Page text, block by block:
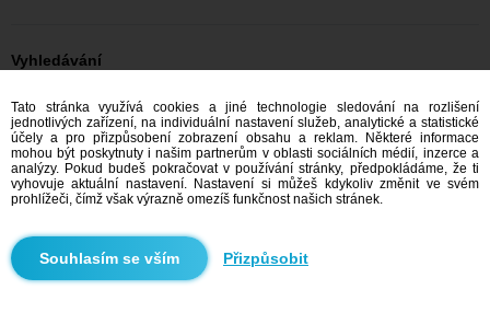
Vyhledávání
On hledá ji: Muži, 39
On hledá ji: Muži, 39 - Česko
On hledá ji: Muži, 39 - Královéhradecký kraj
On hledá ji: Muži, 39 - Černilov
Seznamka Česko
Seznamka Královéhradecký kraj
Seznamka Černilov
Doporučujeme
Tato stránka využívá cookies a jiné technologie sledování na rozlišení
jednotlivých zařízení, na individuální nastavení služeb, analytické a statistické
účely a pro přizpůsobení zobrazení obsahu a reklam. Některé informace
mohou být poskytnuty i našim partnerům v oblasti sociálních médií, inzerce a
analýzy. Pokud budeš pokračovat v používání stránky, předpokládáme, že ti
vyhovuje aktuální nastavení. Nastavení si můžeš kdykoliv změnit ve svém
prohlížeči, čímž však výrazně omezíš funkčnost našich stránek.
Přizpůsobit